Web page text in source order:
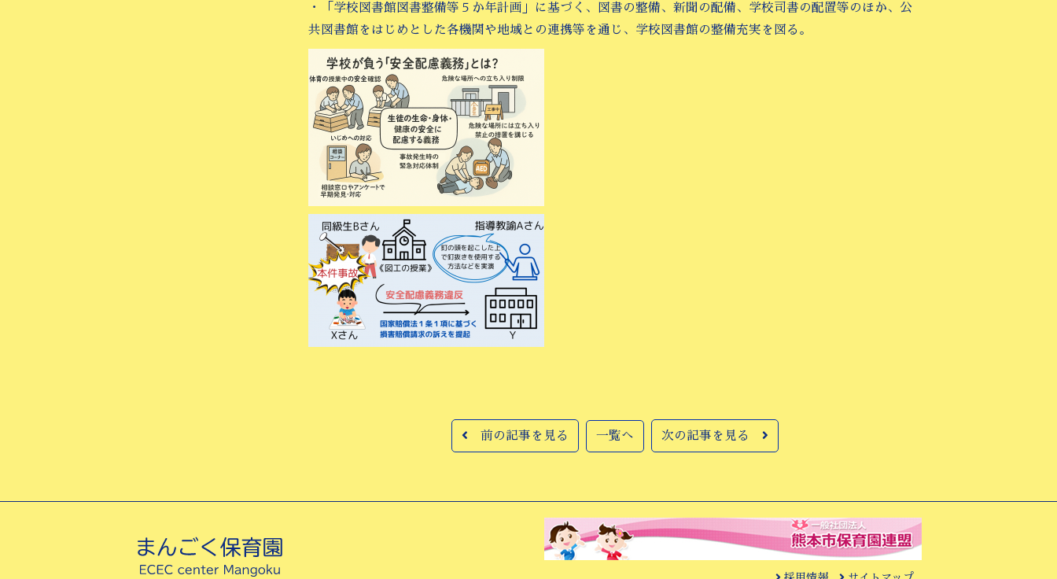
・「学校図書館図書整備等５か年計画」に基づく、図書の整備、新聞の配備、学校司書の配置等のほか、公
共図書館をはじめとした各機関や地域との連携等を通じ、学校図書館の整備充実を図る。
前の記事を見る 一覧へ 次の記事を見る